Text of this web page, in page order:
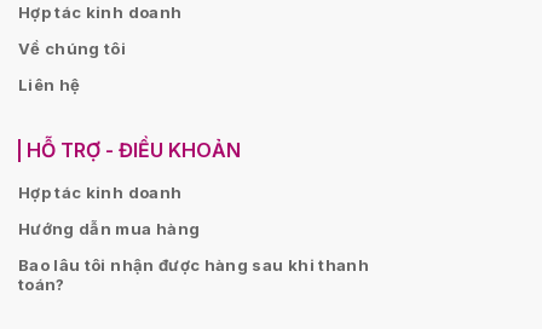
Hợp tác kinh doanh
Về chúng tôi
Liên hệ
HỖ TRỢ - ĐIỀU KHOẢN
Hợp tác kinh doanh
Hướng dẫn mua hàng
Bao lâu tôi nhận được hàng sau khi thanh
toán?